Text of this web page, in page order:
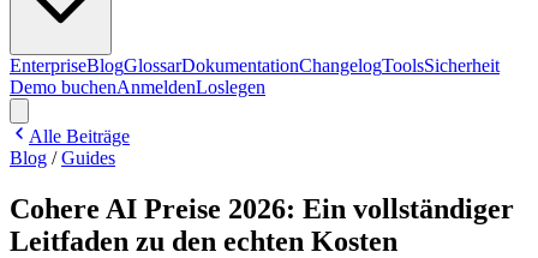
EnterpriseBlogGlossarDokumentationChangelogToolsSicherheit
Demo buchenAnmeldenLoslegen
Alle Beiträge
Blog /Guides
Cohere AI Preise 2026: Ein vollständiger
Leitfaden zu den echten Kosten